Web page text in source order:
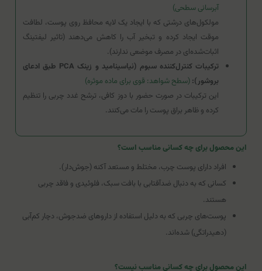
آبرسانی سطحی)
مولکول‌های درشتی که با ایجاد یک لایه محافظ روی پوست، لطافت
موقت ایجاد کرده و تبخیر آب را کاهش می‌دهند (تاثیر لیفتینگ
اثبات‌شده‌ای در مصرف موضعی ندارند).
ترکیبات کنترل‌کننده سبوم (نیاسینامید و زینک PCA طبق ادعای
بروشور):(سطح شواهد: قوی برای ماده موثره)
این ترکیبات در صورت حضور با دوز کافی، ترشح غدد چربی را تنظیم
کرده و ظاهر براق پوست را مات می‌کنند.
این محصول برای چه کسانی مناسب است؟
افراد دارای پوست چرب، مختلط و مستعد آکنه (جوش‌دار).
کسانی که به دنبال ضدآفتابی با بافت سبک، فلوئیدی و فاقد چربی
هستند.
پوست‌های چربی که به دلیل استفاده از داروهای ضدجوش، دچار کم‌آبی
(دهیدراتگی) شده‌اند.
این محصول برای چه کسانی مناسب نیست؟